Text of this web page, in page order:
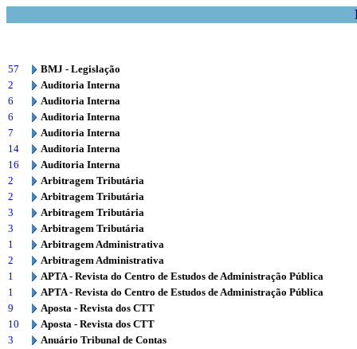
57
BMJ - Legislação
2
Auditoria Interna
6
Auditoria Interna
6
Auditoria Interna
7
Auditoria Interna
14
Auditoria Interna
16
Auditoria Interna
2
Arbitragem Tributária
2
Arbitragem Tributária
3
Arbitragem Tributária
3
Arbitragem Tributária
1
Arbitragem Administrativa
2
Arbitragem Administrativa
1
APTA - Revista do Centro de Estudos de Administração Pública
1
APTA - Revista do Centro de Estudos de Administração Pública
9
Aposta - Revista dos CTT
10
Aposta - Revista dos CTT
3
Anuário Tribunal de Contas